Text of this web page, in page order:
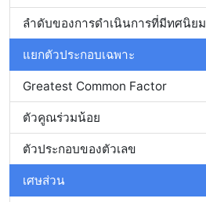
ลำดับของการดำเนินการที่มีทศนิยม
แยกตัวประกอบเฉพาะ
Greatest Common Factor
ตัวคูณร่วมน้อย
ตัวประกอบของตัวเลข
เศษส่วน